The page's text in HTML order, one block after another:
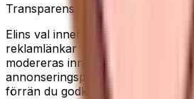
Transparens
Elins val innehåller redaktionella
reklamlänkar till Amazon.
modereras innan de publiceras.
annonseringspixlar, och sätter
förrän du godkänner det i